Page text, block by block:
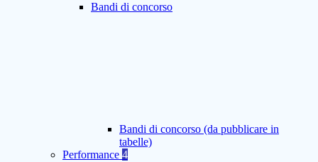
Bandi di concorso
Bandi di concorso (da pubblicare in
tabelle)
Performance 4